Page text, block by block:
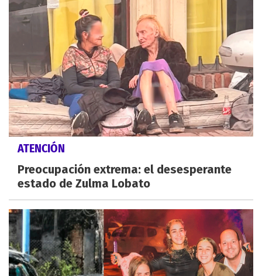
ATENCIÓN
Preocupación extrema: el desesperante
estado de Zulma Lobato